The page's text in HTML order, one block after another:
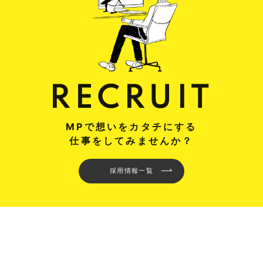
RECRUIT
MPで想いをカタチにする
仕事をしてみませんか？
採用情報一覧